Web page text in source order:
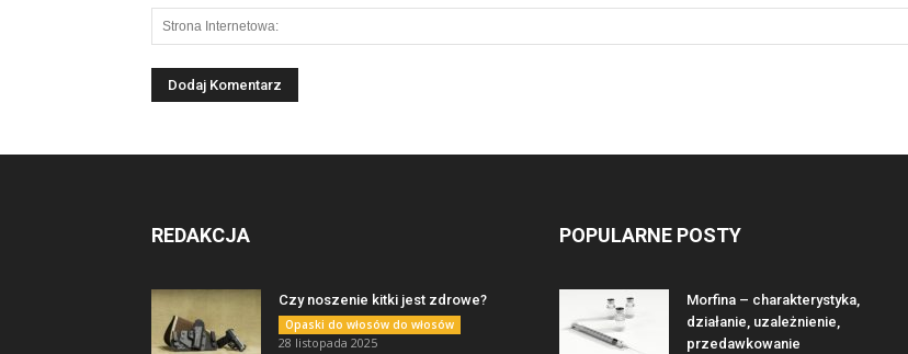
REDAKCJA
Czy noszenie kitki jest zdrowe?
Opaski do włosów do włosów
28 listopada 2025
POPULARNE POSTY
Morfina – charakterystyka,
działanie, uzależnienie,
przedawkowanie